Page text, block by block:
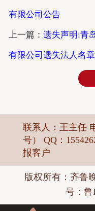
有限公司公告
上一篇： 遗失声明:青
有限公司遗失法人名
联系人：王主任
号） QQ：
报客户
版权所有： 齐鲁
号：鲁